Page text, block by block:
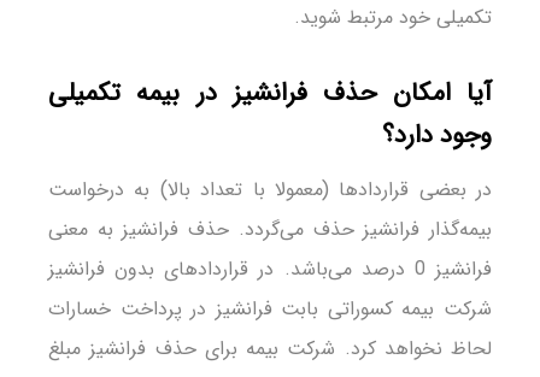
تکمیلی خود مرتبط شوید.
آیا امکان حذف فرانشیز در بیمه تکمیلی
وجود دارد؟
در بعضی قراردادها (معمولا با تعداد بالا) به درخواست
بیمه‌گذار فرانشیز حذف می‌گردد. حذف فرانشیز به معنی
فرانشیز 0 درصد می‌باشد. در قراردادهای بدون فرانشیز
شرکت بیمه کسوراتی بابت فرانشیز در پرداخت خسارات
لحاظ نخواهد کرد. شرکت بیمه برای حذف فرانشیز مبلغ